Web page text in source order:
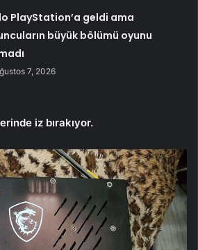
PlayStation’a geldi ama
büyük bölümü oyunu
7, 2026
iz bırakıyor.